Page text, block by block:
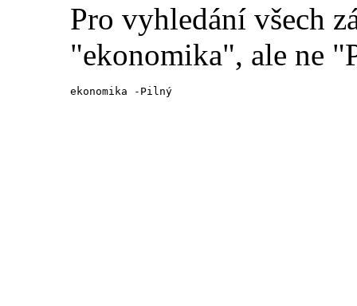
Pro vyhledání všech
"ekonomika", ale ne
ekonomika -Pilný